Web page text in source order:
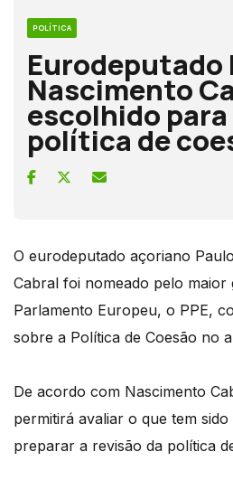
POLÍTICA
Eurodeputado
Nascimento
escolhido
política de
O eurodeputado açoriano
Cabral foi nomeado pelo
Parlamento Europeu, o PPE,
sobre a Política de Coesão no
De acordo com Nascimento
permitirá avaliar o que tem
preparar a revisão da política